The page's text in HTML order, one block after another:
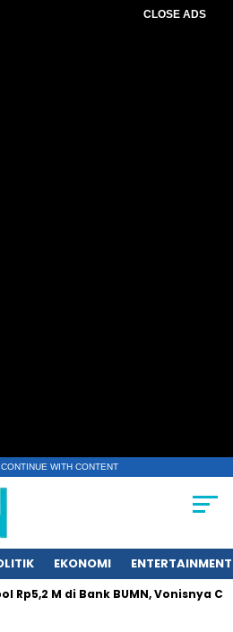
CLOSE ADS
WITH CONTENT
EKONOMI ENTERTAINMENT
M di Bank BUMN, Vonisnya Cuma